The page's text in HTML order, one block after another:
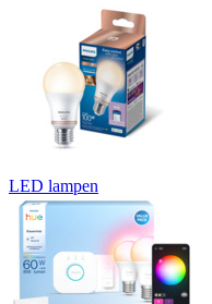
LED lampen